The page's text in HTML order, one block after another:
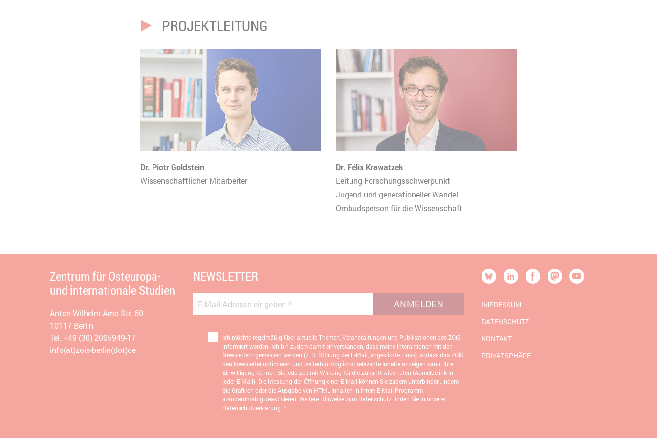
PROJEKTLEITUNG
Dr. Piotr Goldstein
Wissenschaftlicher Mitarbeiter
Dr. Félix Krawatzek
Leitung Forschungsschwerpunkt
Jugend und generationeller Wandel
Ombudsperson für die Wissenschaft
Zentrum für Osteuropa-
und internationale Studien
Anton-Wilhelm-Amo-Str. 60
10117 Berlin
Tel. +49 (30) 2005949-17
info(at)zois-berlin(dot)de
NEWSLETTER
E-Mail-Adresse eingeben*
Ich möchte regelmäßig über aktuelle Themen, Veranstaltungen und Publikationen des ZOiS
informiert werden. Ich bin zudem damit einverstanden, dass meine Interaktionen mit den
Newslettern gemessen werden (z. B. Öffnung der E-Mail, angeklickte Links), sodass das ZOiS
den Newsletter optimieren und weiterhin möglichst relevante Inhalte anzeigen kann. Ihre
Einwilligung können Sie jederzeit mit Wirkung für die Zukunft widerrufen (Abmeldelink in
jeder E-Mail). Die Messung der Öffnung einer E-Mail können Sie zudem unterbinden, indem
Sie Grafiken oder die Ausgabe von HTML-Inhalten in Ihrem E-Mail-Programm
standardmäßig deaktivieren. Weitere Hinweise zum Datenschutz finden Sie in unserer
Datenschutzerklärung. *
ANMELDEN
[SOCIALLINKSTITLE]
BlueskyLinkedinFacebookMastodonYouTube
IMPRESSUM
DATENSCHUTZ
KONTAKT
PRIVATSPHÄRE
Typ
HTML
Anbieter
Matomo